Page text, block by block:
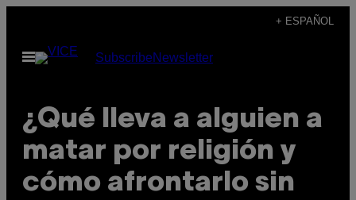
contenido
+ ESPAÑOL
Abrir
Menú
SubscribeNewsletter
¿Qué lleva a alguien a
matar por religión y
cómo afrontarlo sin